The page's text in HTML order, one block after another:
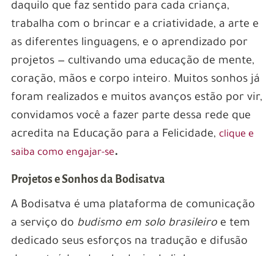
daquilo que faz sentido para cada criança,
trabalha com o brincar e a criatividade, a arte e
as diferentes linguagens, e o aprendizado por
projetos — cultivando uma educação de mente,
coração, mãos e corpo inteiro. Muitos sonhos já
foram realizados e muitos avanços estão por vir,
convidamos você a fazer parte dessa rede que
acredita na Educação para a Felicidade, clique e
saiba como engajar-se.
Projetos e Sonhos da Bodisatva
A Bodisatva é uma plataforma de comunicação
a serviço do budismo em solo brasileiroe tem
dedicado seus esforços na tradução e difusão